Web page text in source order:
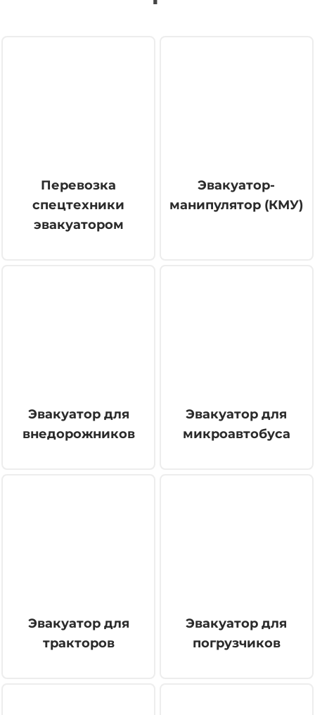
Перевозка
спецтехники
эвакуатором
Эвакуатор-
манипулятор (КМУ)
Эвакуатор для
внедорожников
Эвакуатор для
микроавтобуса
Эвакуатор для
тракторов
Эвакуатор для
погрузчиков